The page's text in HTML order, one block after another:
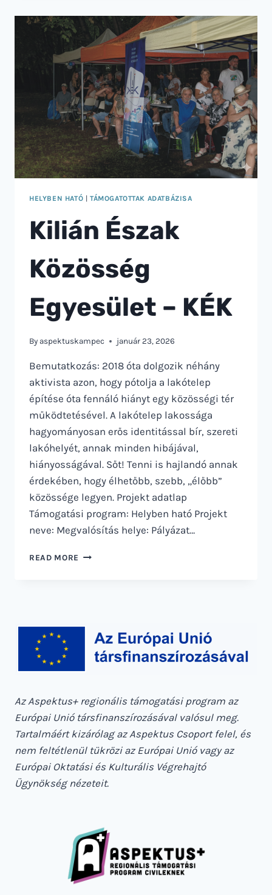
HELYBEN HATÓ | TÁMOGATOTTAK ADATBÁZISA
Kilián Észak
Közösség
Egyesület – KÉK
By aspektuskampec január 23, 2026
Bemutatkozás: 2018 óta dolgozik néhány
aktivista azon, hogy pótolja a lakótelep
építése óta fennáló hiányt egy közösségi tér
működtetésével. A lakótelep lakossága
hagyományosan erős identitással bír, szereti
lakóhelyét, annak minden hibájával,
hiányosságával. Sőt! Tenni is hajlandó annak
érdekében, hogy élhetőbb, szebb, „élőbb”
közössége legyen. Projekt adatlap
Támogatási program: Helyben ható Projekt
neve: Megvalósítás helye: Pályázat…
READ MORE KILIÁN
Az Aspektus+ regionális támogatási program az
Európai Unió társfinanszírozásával valósul meg.
Tartalmáért kizárólag az Aspektus Csoport felel, és
nem feltétlenül tükrözi az Európai Unió vagy az
Európai Oktatási és Kulturális Végrehajtó
Ügynökség nézeteit.